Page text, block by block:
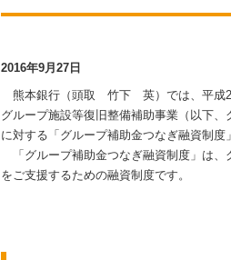
2016年9月27日
熊本銀行（頭取 竹下 英）では、平成
グループ施設等復旧整備補助事業（以下
に対する「グループ補助金つなぎ融資制度
「グループ補助金つなぎ融資制度」は、
をご支援するための融資制度です。